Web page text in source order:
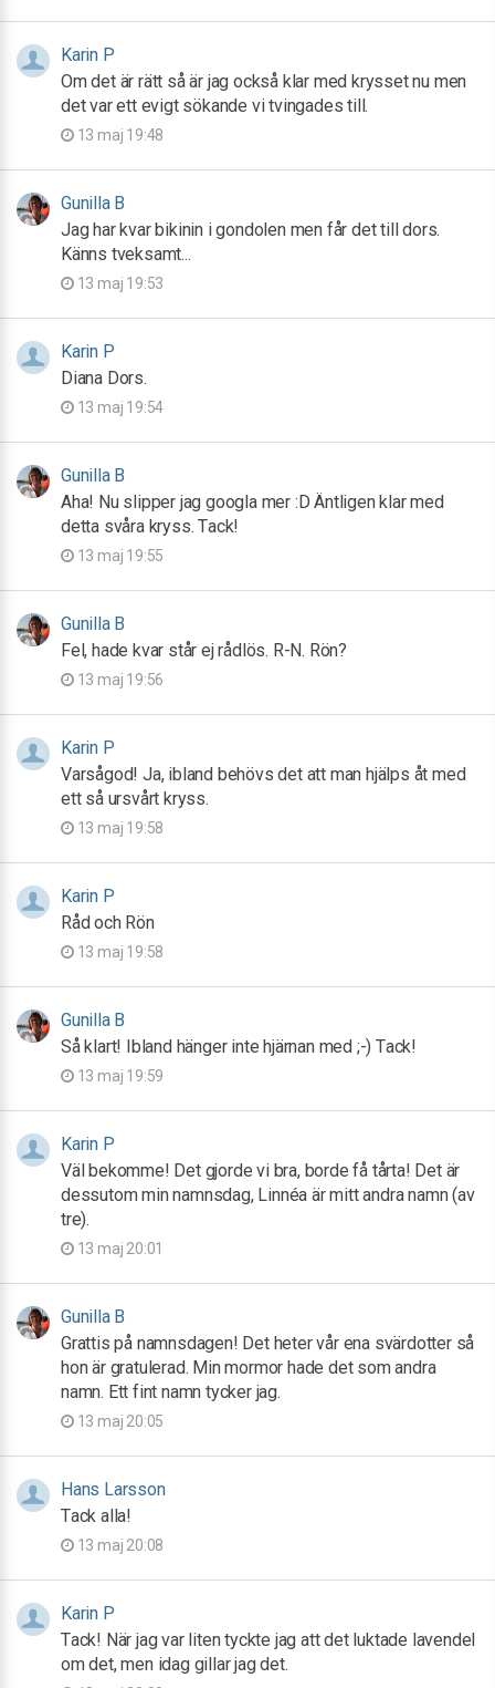
Karin P
Om det är rätt så är jag också klar med krysset nu men
det var ett evigt sökande vi tvingades till.
13 maj 19:48
Gunilla B
Jag har kvar bikinin i gondolen men får det till dors.
Känns tveksamt...
13 maj 19:53
Karin P
Diana Dors.
13 maj 19:54
Gunilla B
Aha! Nu slipper jag googla mer :D Äntligen klar med
detta svåra kryss. Tack!
13 maj 19:55
Gunilla B
Fel, hade kvar står ej rådlös. R-N. Rön?
13 maj 19:56
Karin P
Varsågod! Ja, ibland behövs det att man hjälps åt med
ett så ursvårt kryss.
13 maj 19:58
Karin P
Råd och Rön
13 maj 19:58
Gunilla B
Så klart! Ibland hänger inte hjärnan med ;-) Tack!
13 maj 19:59
Karin P
Väl bekomme! Det gjorde vi bra, borde få tårta! Det är
dessutom min namnsdag, Linnéa är mitt andra namn (av
tre).
13 maj 20:01
Gunilla B
Grattis på namnsdagen! Det heter vår ena svärdotter så
hon är gratulerad. Min mormor hade det som andra
namn. Ett fint namn tycker jag.
13 maj 20:05
Hans Larsson
Tack alla!
13 maj 20:08
Karin P
Tack! När jag var liten tyckte jag att det luktade lavendel
om det, men idag gillar jag det.